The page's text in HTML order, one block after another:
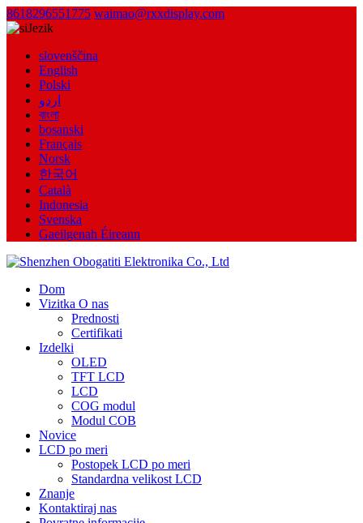
8618296551775 waimao@rxxdisplay.com
Jezik
slovenščina
English
Polski
اردو
বাংলা
bosanski
Français
Norsk
한국어
Català
Indonesia
Svenska
Gaeilgenah Éireann
Dom
Vizitka O nas
Prednosti
Certifikati
Izdelki
OLED
TFT LCD
LCD
COG modul
Modul COB
Novice
LCD po meri
Postopek LCD po meri
Standardna velikost LCD
Znanje
Kontaktiraj nas